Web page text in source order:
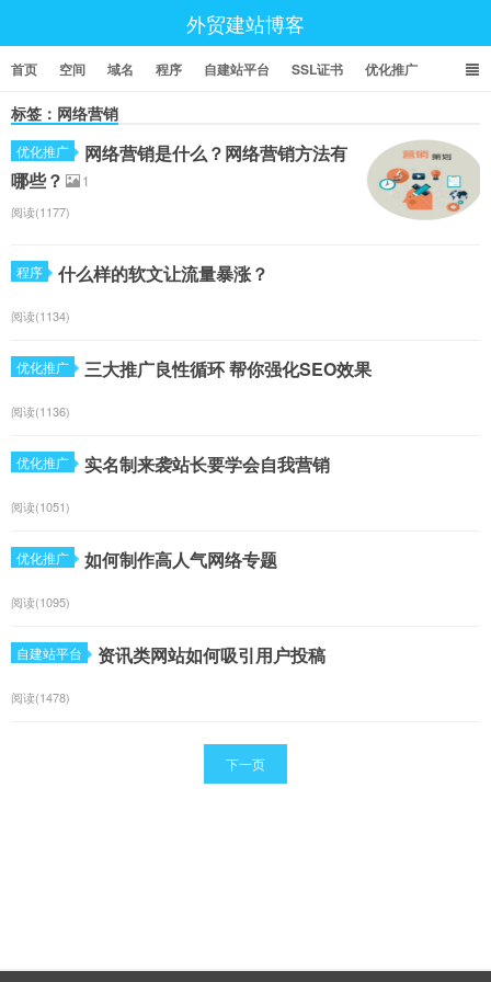
外贸建站博客
首页 空间 域名 程序 自建站平台 SSL证书 优化推广
标签：网络营销
优化推广
网络营销是什么？网络营销方法有
哪些？
1
阅读(1177)
程序 什么样的软文让流量暴涨？
阅读(1134)
优化推广 三大推广良性循环 帮你强化SEO效果
阅读(1136)
优化推广 实名制来袭站长要学会自我营销
阅读(1051)
优化推广 如何制作高人气网络专题
阅读(1095)
自建站平台 资讯类网站如何吸引用户投稿
阅读(1478)
下一页